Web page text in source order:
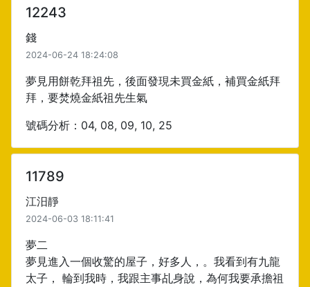
12243
錢
2024-06-24 18:24:08
夢見用餅乾拜祖先，後面發現未買金紙，補買金紙拜
拜，要焚燒金紙祖先生氣
號碼分析：04, 08, 09, 10, 25
11789
江汨靜
2024-06-03 18:11:41
夢二
夢見進入一個收驚的屋子，好多人，。我看到有九龍
太子， 輪到我時，我跟主事乩身說，為何我要承擔祖